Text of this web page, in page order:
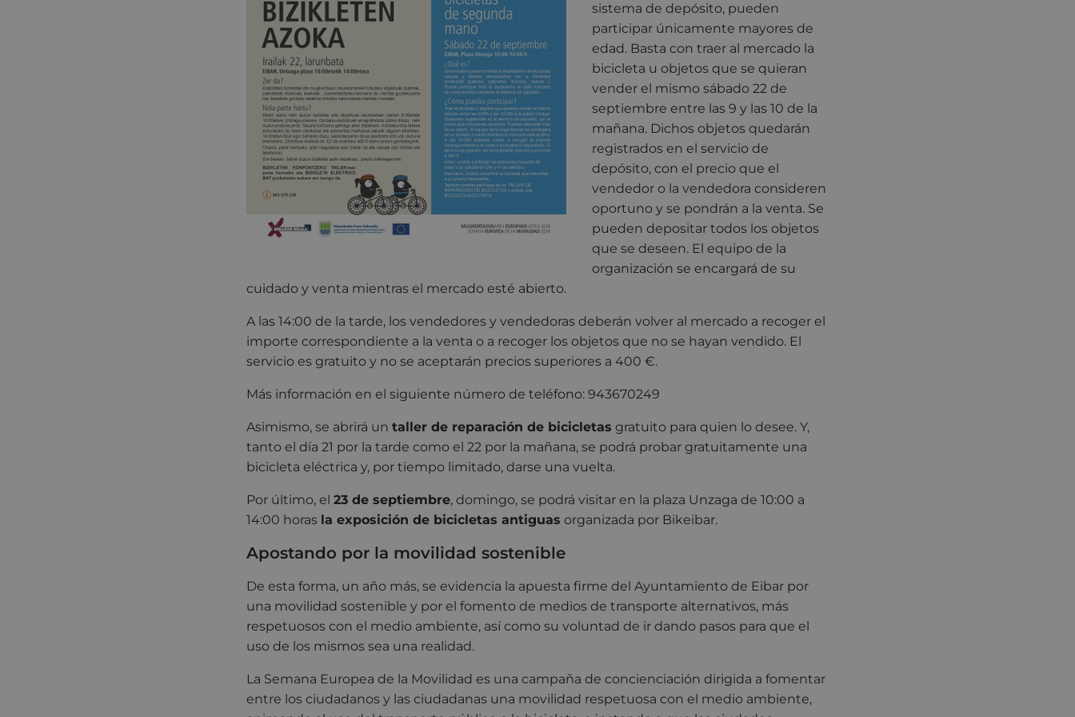
sistema de depósito, pueden
participar únicamente mayores de
edad. Basta con traer al mercado la
bicicleta u objetos que se quieran
vender el mismo sábado 22 de
septiembre entre las 9 y las 10 de la
mañana. Dichos objetos quedarán
registrados en el servicio de
depósito, con el precio que el
vendedor o la vendedora consideren
oportuno y se pondrán a la venta. Se
pueden depositar todos los objetos
que se deseen. El equipo de la
organización se encargará de su
cuidado y venta mientras el mercado esté abierto.
A las 14:00 de la tarde, los vendedores y vendedoras deberán volver al mercado a recoger el
importe correspondiente a la venta o a recoger los objetos que no se hayan vendido. El
servicio es gratuito y no se aceptarán precios superiores a 400 €.
Más información en el siguiente número de teléfono: 943670249
Asimismo, se abrirá un taller de reparación de bicicletas gratuito para quien lo desee. Y,
tanto el día 21 por la tarde como el 22 por la mañana, se podrá probar gratuitamente una
bicicleta eléctrica y, por tiempo limitado, darse una vuelta.
Por último, el 23 de septiembre, domingo, se podrá visitar en la plaza Unzaga de 10:00 a
14:00 horas la exposición de bicicletas antiguas organizada por Bikeibar.
Apostando por la movilidad sostenible
De esta forma, un año más, se evidencia la apuesta firme del Ayuntamiento de Eibar por
una movilidad sostenible y por el fomento de medios de transporte alternativos, más
respetuosos con el medio ambiente, así como su voluntad de ir dando pasos para que el
uso de los mismos sea una realidad.
La Semana Europea de la Movilidad es una campaña de concienciación dirigida a fomentar
entre los ciudadanos y las ciudadanas una movilidad respetuosa con el medio ambiente,